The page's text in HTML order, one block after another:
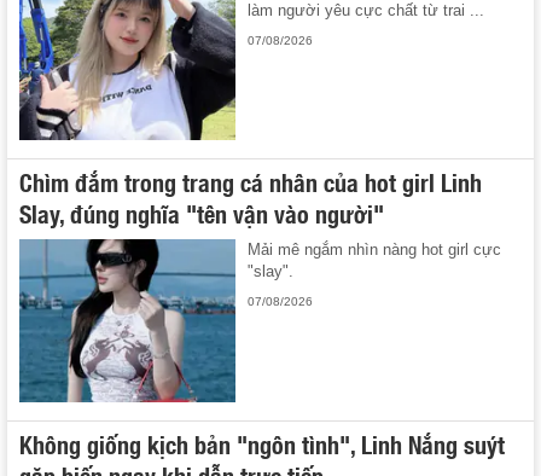
làm người yêu cực chất từ trai ...
07/08/2026
Chìm đắm trong trang cá nhân của hot girl Linh
Slay, đúng nghĩa "tên vận vào người"
Mải mê ngắm nhìn nàng hot girl cực
"slay".
07/08/2026
Không giống kịch bản "ngôn tình", Linh Nắng suýt